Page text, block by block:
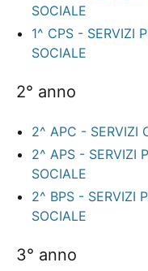
SOCIALE
1^ CPS - SERVIZI
SOCIALE
2° anno
2^ APC - SERVIZI
2^ APS - SERVIZI
SOCIALE
2^ BPS - SERVIZI
SOCIALE
3° anno